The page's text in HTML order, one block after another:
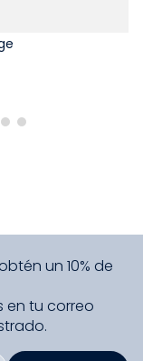
un 10% de
en tu correo